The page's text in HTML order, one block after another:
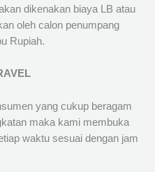
dikenakan biaya LB atau
oleh calon penumpang
Rupiah.
yang cukup beragam
maka kami membuka
waktu sesuai dengan jam